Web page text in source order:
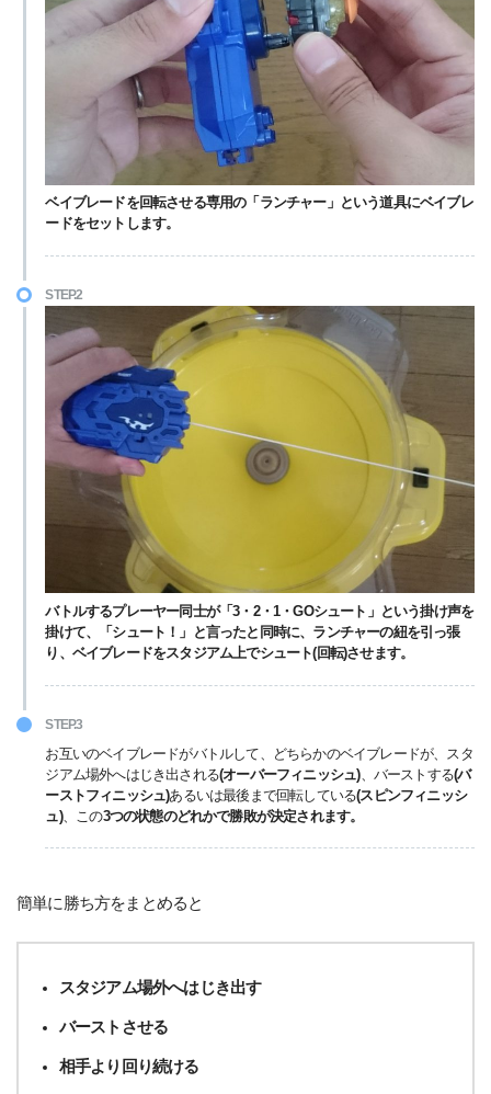
ベイブレードを回転させる専用の「ランチャー」という道具にベイブレ
ードをセットします。
STEP.2
バトルするプレーヤー同士が「3・2・1・GOシュート」という掛け声を
掛けて、「シュート！」と言ったと同時に、ランチャーの紐を引っ張
り、ベイブレードをスタジアム上でシュート(回転)させます。
STEP.3
お互いのベイブレードがバトルして、どちらかのベイブレードが、スタ
ジアム場外へはじき出される(オーバーフィニッシュ)、バーストする(バ
ーストフィニッシュ)あるいは最後まで回転している(スピンフィニッシ
ュ)、この3つの状態のどれかで勝敗が決定されます。
簡単に勝ち方をまとめると
スタジアム場外へはじき出す
バーストさせる
相手より回り続ける